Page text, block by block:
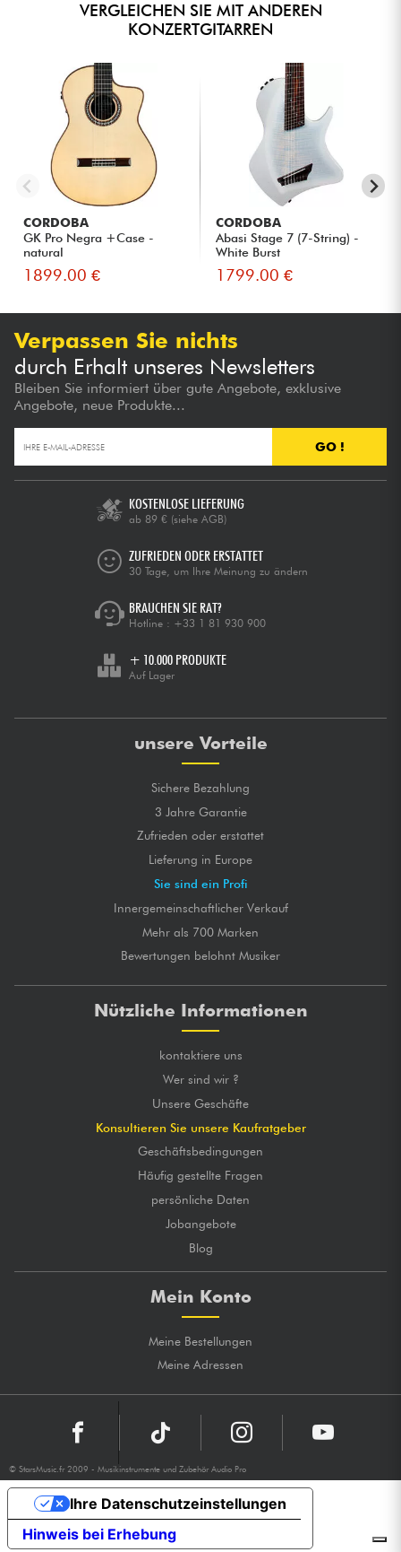
VERGLEICHEN SIE MIT ANDEREN
KONZERTGITARREN
CORDOBA
GK Pro Negra +Case -
natural
1899.00 €
CORDOBA
Abasi Stage 7 (7-String) -
White Burst
1799.00 €
Verpassen Sie nichts
durch Erhalt unseres Newsletters
Bleiben Sie informiert über gute Angebote, exklusive
Angebote, neue Produkte...
GO !
KOSTENLOSE LIEFERUNG
ab 89 € (siehe AGB)
ZUFRIEDEN ODER ERSTATTET
30 Tage, um Ihre Meinung zu ändern
BRAUCHEN SIE RAT?
Hotline : +33 1 81 930 900
+ 10.000 PRODUKTE
Auf Lager
unsere Vorteile
Sichere Bezahlung
3 Jahre Garantie
Zufrieden oder erstattet
Lieferung in Europe
Sie sind ein Profi
Innergemeinschaftlicher Verkauf
Mehr als 700 Marken
Bewertungen belohnt Musiker
Nützliche Informationen
kontaktiere uns
Wer sind wir ?
Unsere Geschäfte
Konsultieren Sie unsere Kaufratgeber
Geschäftsbedingungen
Häufig gestellte Fragen
persönliche Daten
Jobangebote
Blog
Mein Konto
Meine Bestellungen
Meine Adressen
© StarsMusic.fr 2009 - Musikinstrumente und Zubehör Audio Pro
Hinweis bei Erhebung
Ihre Datenschutzeinstellungen